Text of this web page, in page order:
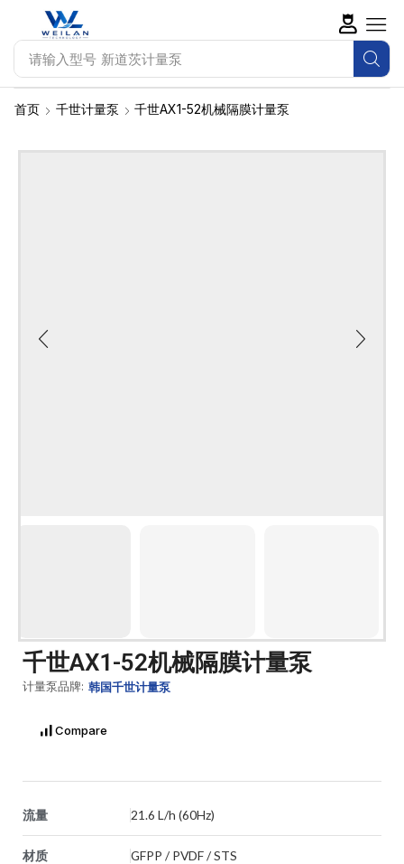
请输入型号 新道茨计量泵
首页 千世计量泵 千世AX1-52机械隔膜计量泵
千世AX1-52机械隔膜计量泵
计量泵品牌: 韩国千世计量泵
Compare
流量 21.6 L/h (60Hz)
材质 GFPP / PVDF / STS